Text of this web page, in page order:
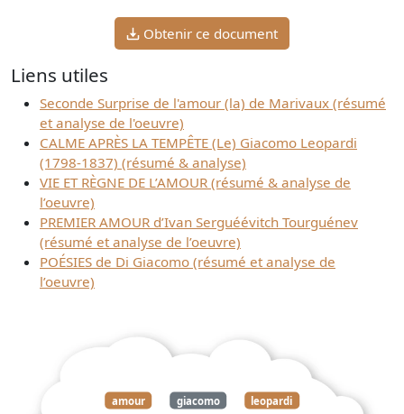
Obtenir ce document
Liens utiles
Seconde Surprise de l'amour (la) de Marivaux (résumé
et analyse de l'oeuvre)
CALME APRÈS LA TEMPÊTE (Le) Giacomo Leopardi
(1798-1837) (résumé & analyse)
VIE ET RÈGNE DE L’AMOUR (résumé & analyse de
l’oeuvre)
PREMIER AMOUR d’Ivan Serguéévitch Tourguénev
(résumé et analyse de l’oeuvre)
POÉSIES de Di Giacomo (résumé et analyse de
l’oeuvre)
amour giacomo leopardi